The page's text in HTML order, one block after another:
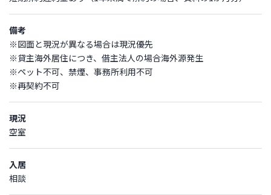
備考
※図面と現況が異なる場合は現況優先
※貸主海外居住につき、借主法人の場合海外源発生
※ペット不可、禁煙、事務所利用不可
※再契約不可
現況
空室
入居
相談